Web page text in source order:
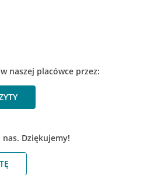
naszej placówce przez:
Dziękujemy!